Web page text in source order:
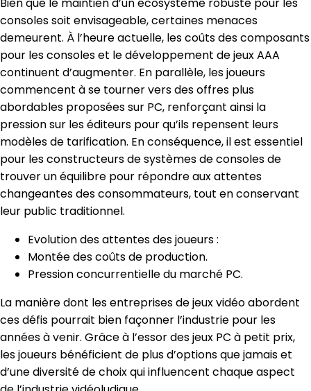
consoles soit envisageable, certaines menaces
demeurent. À l’heure actuelle, les coûts des composants
pour les consoles et le développement de jeux AAA
continuent d’augmenter. En parallèle, les joueurs
commencent à se tourner vers des offres plus
abordables proposées sur PC, renforçant ainsi la
pression sur les éditeurs pour qu’ils repensent leurs
modèles de tarification. En conséquence, il est essentiel
pour les constructeurs de systèmes de consoles de
trouver un équilibre pour répondre aux attentes
changeantes des consommateurs, tout en conservant
leur public traditionnel.
Evolution des attentes des joueurs :
Montée des coûts de production.
Pression concurrentielle du marché PC.
La manière dont les entreprises de jeux vidéo abordent
ces défis pourrait bien façonner l’industrie pour les
années à venir. Grâce à l’essor des jeux PC à petit prix,
les joueurs bénéficient de plus d’options que jamais et
d’une diversité de choix qui influencent chaque aspect